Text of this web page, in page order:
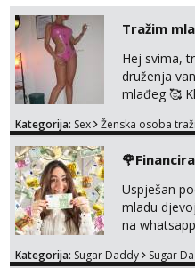
Tražim
Hej svima,
druženja
mlađeg 🥰
Kategorija: Sex Ženska osoba
Uspješan
mladu
na
Kategorija: Sugar Daddy Sugar